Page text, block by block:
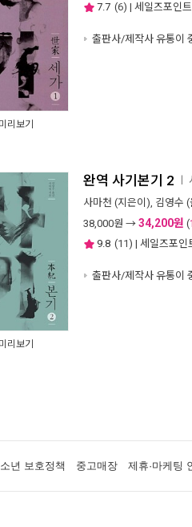
미리보기
7.7 (6) | 세일즈포인
출판사/제작사 유통이
미리보기
완역 사기본기 2
사마천 (지은이), 김영수 (
38,000원 → 34,200원 (
9.8 (11) | 세일즈포인
출판사/제작사 유통이
년 보호정책 중고매장 제휴·마케팅